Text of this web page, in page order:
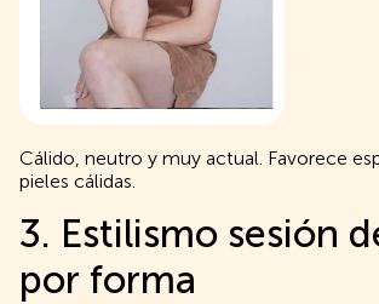
Cálido, neutro y muy actual. Favorece
pieles cálidas.
3. Estilismo sesión
por forma